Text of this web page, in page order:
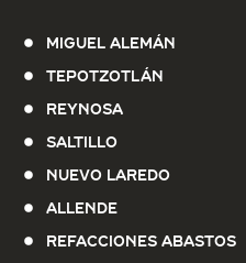
Miguel Alemán
Tepotzotlán
Reynosa
Saltillo
Nuevo Laredo
Allende
Refacciones Abastos